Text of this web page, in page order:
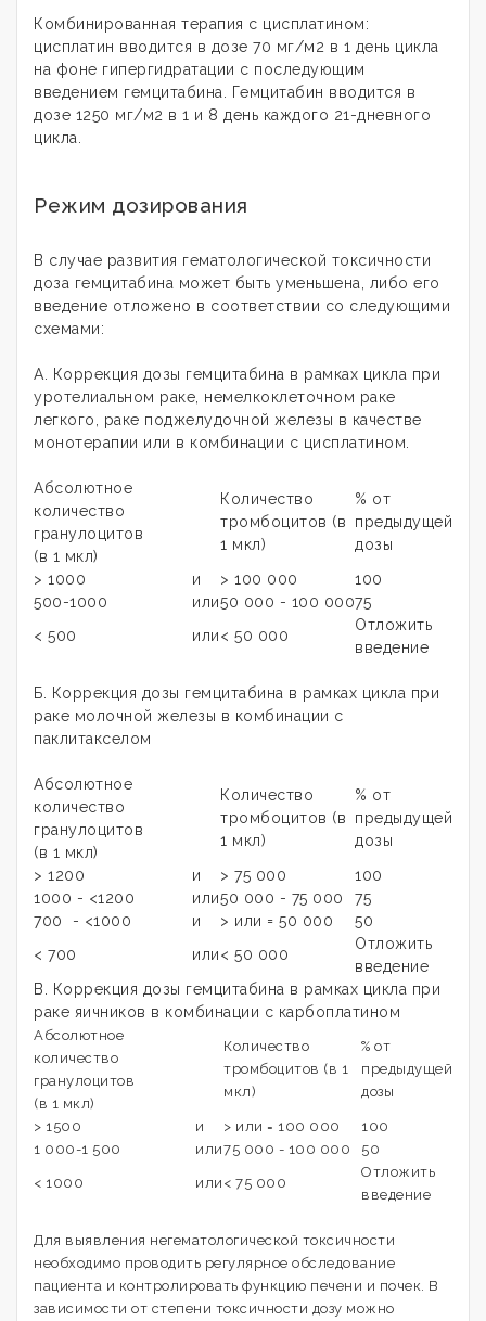
Комбинированная терапия с цисплатином:
цисплатин вводится в дозе 70 мг/м2 в 1 день цикла
на фоне гипергидратации с последующим
введением гемцитабина. Гемцитабин вводится в
дозе 1250 мг/м2 в 1 и 8 день каждого 21-дневного
цикла.
Режим дозирования
В случае развития гематологической токсичности
доза гемцитабина может быть уменьшена, либо его
введение отложено в соответствии со следующими
схемами:
А. Коррекция дозы гемцитабина в рамках цикла при
уротелиальном раке, немелкоклеточном раке
легкого, раке поджелудочной железы в качестве
монотерапии или в комбинации с цисплатином.
Абсолютное
количество
гранулоцитов
(в 1 мкл)
Количество
тромбоцитов (в
1 мкл)
% от
предыдущей
дозы
> 1000
и > 100 000
100
500-1000
или50 000 - 100 00075
< 500
или< 50 000
Отложить
введение
Б. Коррекция дозы гемцитабина в рамках цикла при
раке молочной железы в комбинации с
паклитакселом
Абсолютное
количество
гранулоцитов
(в 1 мкл)
Количество
тромбоцитов (в
1 мкл)
% от
предыдущей
дозы
> 1200
и > 75 000
100
1000 - <1200
или50 000 - 75 000
75
700 - <1000
и > или = 50 000
50
< 700
или< 50 000
Отложить
введение
B. Коррекция дозы гемцитабина в рамках цикла при
раке яичников в комбинации с карбоплатином
Абсолютное
количество
гранулоцитов
(в 1 мкл)
Количество
тромбоцитов (в 1
мкл)
% от
предыдущей
дозы
> 1500 и > или = 100 000
100
1 000-1 500
или75 000 - 100 000 50
< 1000 или < 75 000
Отложить
введение
Для выявления негематологической токсичности
необходимо проводить регулярное обследование
пациента и контролировать функцию печени и почек. В
зависимости от степени токсичности дозу можно